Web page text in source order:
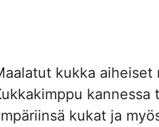
kukka aiheiset
kannessa
kukat ja